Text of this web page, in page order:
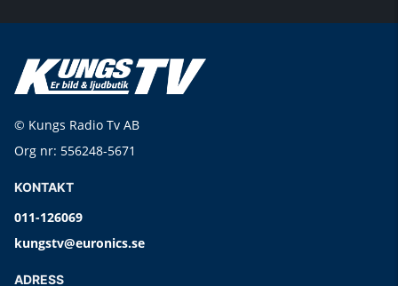
© Kungs Radio Tv AB
Org nr: 556248-5671
KONTAKT
011-126069
kungstv@euronics.se
ADRESS